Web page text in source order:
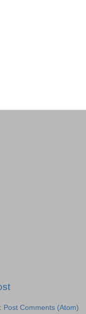
Post Comments (Atom)